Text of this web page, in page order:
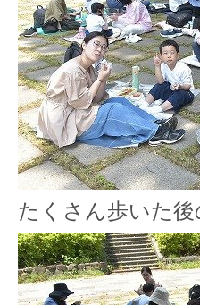
たくさん歩いた